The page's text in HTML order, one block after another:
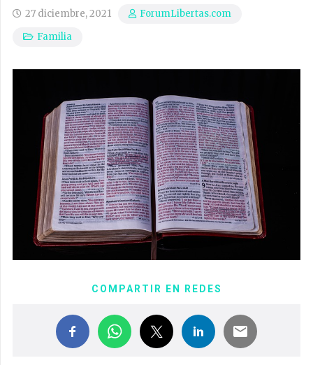
27 diciembre, 2021
ForumLibertas.com
Familia
COMPARTIR EN REDES